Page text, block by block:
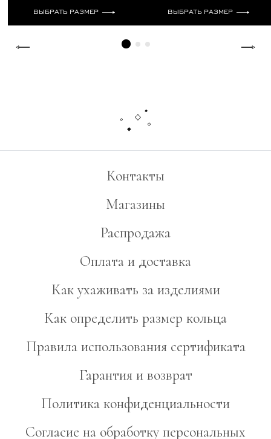
ВЫБРАТЬ РАЗМЕР ВЫБРАТЬ РАЗМЕР
Контакты
Магазины
Распродажа
Оплата и доставка
Как ухаживать за изделиями
Как определить размер кольца
Правила использования сертификата
Гарантия и возврат
Политика конфиденциальности
Согласие на обработку персональных